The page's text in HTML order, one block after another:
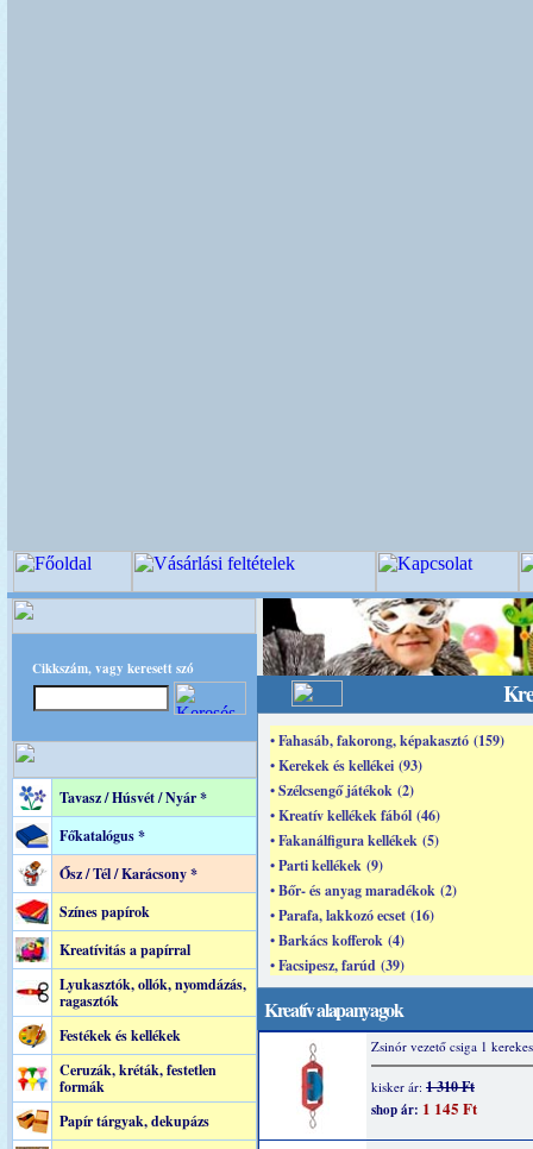
Cikkszám, vagy keresett szó
Tavasz / Húsvét / Nyár *
Főkatalógus *
Ősz / Tél / Karácsony *
Színes papírok
Kreatívitás a papírral
Lyukasztók, ollók, nyomdázás,
ragasztók
Festékek és kellékek
Ceruzák, kréták, festetlen
formák
Papír tárgyak, dekupázs
• Fahasáb, fakorong, képakasztó (159)
• Kerekek és kellékei (93)
• Szélcsengő játékok (2)
• Kreatív kellékek fából (46)
• Fakanálfigura kellékek (5)
• Parti kellékek (9)
• Bőr- és anyag maradékok (2)
• Parafa, lakkozó ecset (16)
• Barkács kofferok (4)
• Facsipesz, farúd (39)
Kreatív alapanyagok
Zsinór vezető csiga 1
kisker ár: 1 310 Ft
shop ár: 1 145 Ft